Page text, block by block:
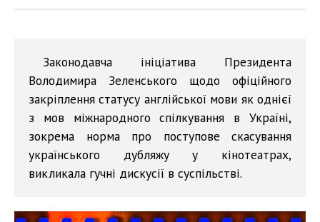
Законодавча ініціатива Президента
Володимира Зеленського щодо офіційного
закріплення статусу англійської мови як однієї
з мов міжнародного спілкування в Україні,
зокрема норма про поступове скасування
українського дубляжу у кінотеатрах,
викликала гучні дискусії в суспільстві.